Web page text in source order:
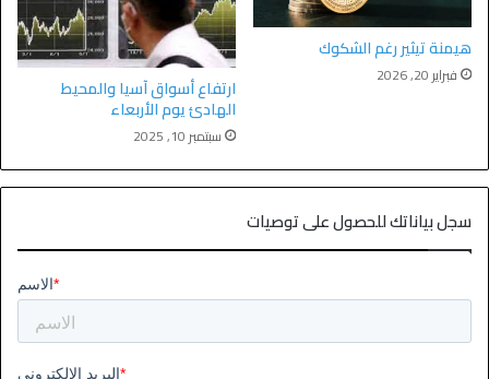
هيمنة تيثير رغم الشكوك
فبراير 20, 2026 ارتفاع أسواق آسيا والمحيط
الهادئ يوم الأربعاء
سبتمبر 10, 2025
سجل بياناتك للحصول على توصيات